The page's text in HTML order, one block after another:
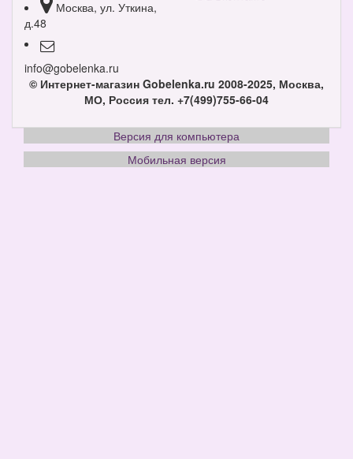
Москва, ул. Уткина,
д.48
info@gobelenka.ru
© Интернет-магазин Gobelenka.ru 2008-2025, Москва,
МО, Россия тел. +7(499)755-66-04
Версия для компьютера
Мобильная версия